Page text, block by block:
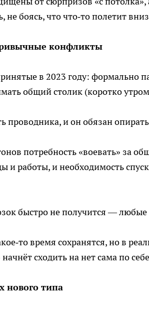
боясь, что что‑то полетит
конфликты
в 2023 году: формально
общий столик (коротко
проводника, и он обязан
потребность «воевать» за
и работы, и необходимость
быстро не получится —
время сохранятся, но в
сходить на нет сама по
нового типа